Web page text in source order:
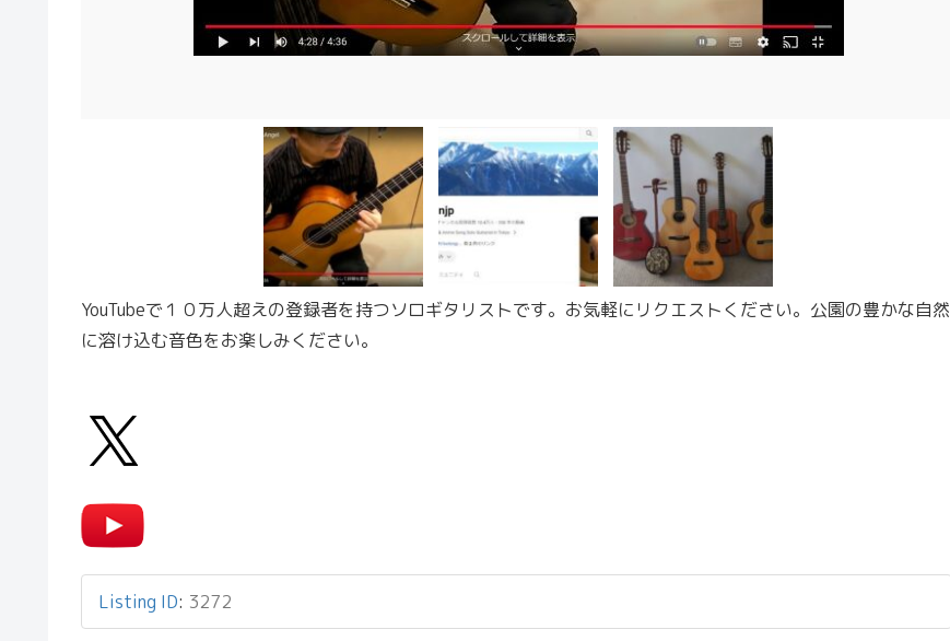
YouTubeで１０万人超えの登録者を持つソロギタリストです。お気軽にリクエストください。公園の豊かな自然
に溶け込む音色をお楽しみください。
Listing ID: 3272